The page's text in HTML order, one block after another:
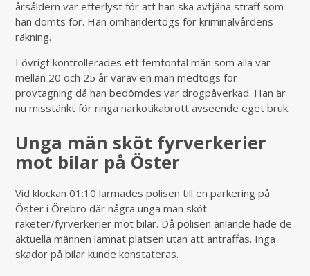
årsåldern var efterlyst för att han ska avtjäna straff som
han dömts för. Han omhändertogs för kriminalvårdens
räkning.
I övrigt kontrollerades ett femtontal män som alla var
mellan 20 och 25 år varav en man medtogs för
provtagning då han bedömdes var drogpåverkad. Han är
nu misstänkt för ringa narkotikabrott avseende eget bruk.
Unga män sköt fyrverkerier
mot bilar på Öster
Vid klockan 01:10 larmades polisen till en parkering på
Öster i Örebro där några unga män sköt
raketer/fyrverkerier mot bilar. Då polisen anlände hade de
aktuella männen lämnat platsen utan att anträffas. Inga
skador på bilar kunde konstateras.